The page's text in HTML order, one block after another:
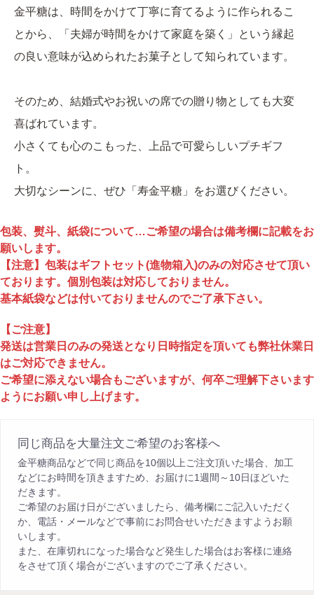
金平糖は、時間をかけて丁寧に育てるように作られるこ
とから、「夫婦が時間をかけて家庭を築く」という縁起
の良い意味が込められたお菓子として知られています。
そのため、結婚式やお祝いの席での贈り物としても大変
喜ばれています。
小さくても心のこもった、上品で可愛らしいプチギフ
ト。
大切なシーンに、ぜひ「寿金平糖」をお選びください。
包装、熨斗、紙袋について…ご希望の場合は備考欄に記載をお
願いします。
【注意】包装はギフトセット(進物箱入)のみの対応させて頂い
ております。個別包装は対応しておりません。
基本紙袋などは付いておりませんのでご了承下さい。
【ご注意】
発送は営業日のみの発送となり日時指定を頂いても弊社休業日
はご対応できません。
ご希望に添えない場合もございますが、何卒ご理解下さいます
ようにお願い申し上げます。
同じ商品を大量注文ご希望のお客様へ
金平糖商品などで同じ商品を10個以上ご注文頂いた場合、加工
などにお時間を頂きますため、お届けに1週間～10日ほどいた
だきます。
ご希望のお届け日がございましたら、備考欄にご記入いただく
か、電話・メールなどで事前にお問合せいただきますようお願
いします。
また、在庫切れになった場合など発生した場合はお客様に連絡
をさせて頂く場合がございますのでご了承ください。